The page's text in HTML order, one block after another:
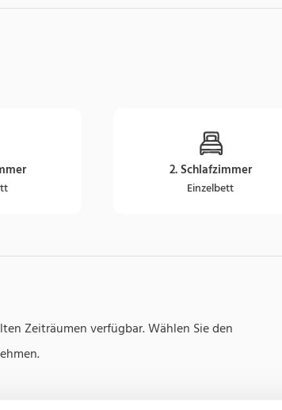
2. Schlafzimmer
Einzelbett
Zeiträumen verfügbar. Wählen Sie den